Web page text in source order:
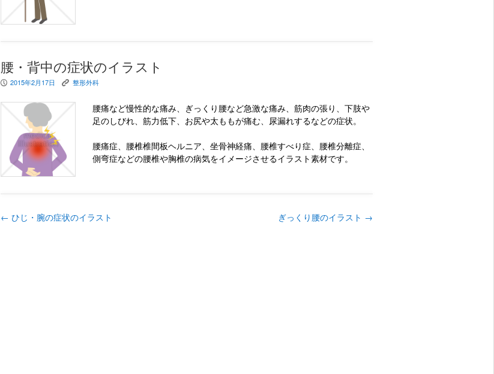
腰・背中の症状のイラスト
P 2015年2月17日 K 整形外科
腰痛など慢性的な痛み、ぎっくり腰など急激な痛み、筋肉の張り、下肢や
足のしびれ、筋力低下、お尻や太ももが痛む、尿漏れするなどの症状。
腰痛症、腰椎椎間板ヘルニア、坐骨神経痛、腰椎すべり症、腰椎分離症、
側弯症などの腰椎や胸椎の病気をイメージさせるイラスト素材です。
← ひじ・腕の症状のイラスト ぎっくり腰のイラスト →